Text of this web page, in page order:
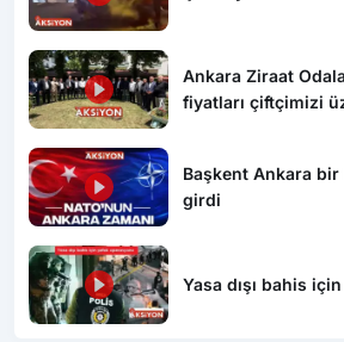
Ankara Ziraat
fiyatları çiftçimizi
Başkent Ankara
girdi
Yasa dışı bahis